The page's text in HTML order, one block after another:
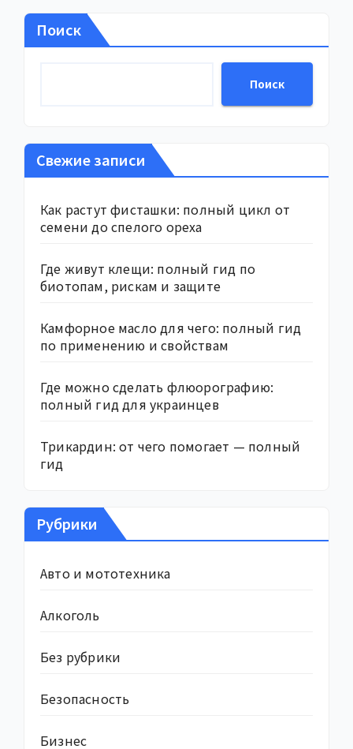
Поиск
Поиск
Свежие записи
Как растут фисташки: полный цикл от
семени до спелого ореха
Где живут клещи: полный гид по
биотопам, рискам и защите
Камфорное масло для чего: полный гид
по применению и свойствам
Где можно сделать флюорографию:
полный гид для украинцев
Трикардин: от чего помогает — полный
гид
Рубрики
Авто и мототехника
Алкоголь
Без рубрики
Безопасность
Бизнес